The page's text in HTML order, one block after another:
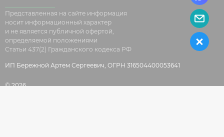
Представленная на сайте информация
носит информационный характер
и не является публичной офертой,
определяемой положениями
Статьи 437(2) Гражданского кодекса РФ
ИП Бережной Артем Сергеевич, ОГРН 316504400053641
© 2026